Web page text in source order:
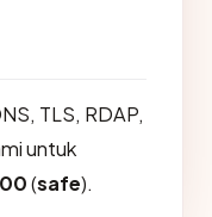
TLS, RDAP,
untuk
(safe).